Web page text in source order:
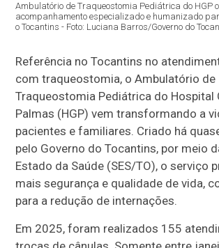
Ambulatório de Traqueostomia Pediátrica do HGP
acompanhamento especializado e humanizado
o Tocantins - Foto: Luciana Barros/Governo do
Referência no Tocantins no
com traqueostomia, o Ambulatório de
Traqueostomia Pediátrica do Hospital
Palmas (HGP) vem transformando a
pacientes e familiares. Criado há
pelo Governo do Tocantins, por meio
Estado da Saúde (SES/TO), o serviço
mais segurança e qualidade de vida,
para a redução de internações.
Em 2025, foram realizados 155